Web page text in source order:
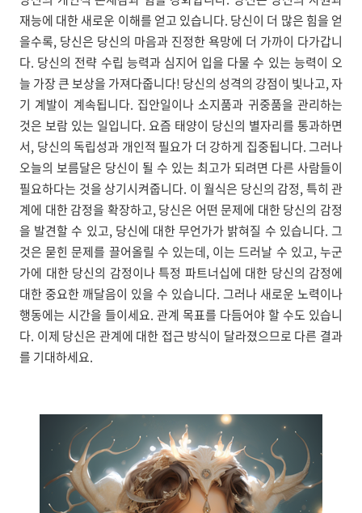
재능에 대한 새로운 이해를 얻고 있습니다. 당신이 더 많은 힘을 얻
을수록, 당신은 당신의 마음과 진정한 욕망에 더 가까이 다가갑니
다. 당신의 전략 수립 능력과 심지어 입을 다물 수 있는 능력이 오
늘 가장 큰 보상을 가져다줍니다! 당신의 성격의 강점이 빛나고, 자
기 계발이 계속됩니다. 집안일이나 소지품과 귀중품을 관리하는
것은 보람 있는 일입니다. 요즘 태양이 당신의 별자리를 통과하면
서, 당신의 독립성과 개인적 필요가 더 강하게 집중됩니다. 그러나
오늘의 보름달은 당신이 될 수 있는 최고가 되려면 다른 사람들이
필요하다는 것을 상기시켜줍니다. 이 월식은 당신의 감정, 특히 관
계에 대한 감정을 확장하고, 당신은 어떤 문제에 대한 당신의 감정
을 발견할 수 있고, 당신에 대한 무언가가 밝혀질 수 있습니다. 그
것은 묻힌 문제를 끌어올릴 수 있는데, 이는 드러날 수 있고, 누군
가에 대한 당신의 감정이나 특정 파트너십에 대한 당신의 감정에
대한 중요한 깨달음이 있을 수 있습니다. 그러나 새로운 노력이나
행동에는 시간을 들이세요. 관계 목표를 다듬어야 할 수도 있습니
다. 이제 당신은 관계에 대한 접근 방식이 달라졌으므로 다른 결과
를 기대하세요.